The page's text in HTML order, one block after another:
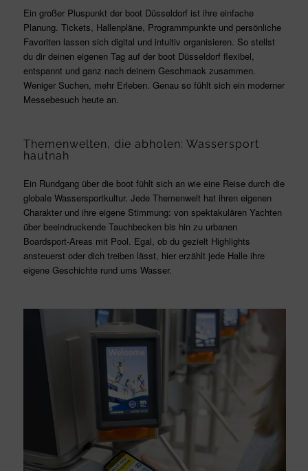
Ein großer Pluspunkt der boot Düsseldorf ist ihre einfache
Planung. Tickets, Hallenpläne, Programmpunkte und persönliche
Favoriten lassen sich digital und intuitiv organisieren. So stellst
du dir deinen eigenen Tag auf der boot Düsseldorf flexibel,
entspannt und ganz nach deinem Geschmack zusammen.
Weniger Suchen, mehr Erleben. Genau so fühlt sich ein moderner
Messebesuch heute an.
Themenwelten, die abholen: Wassersport
hautnah
Ein Rundgang über die boot fühlt sich an wie eine Reise durch die
globale Wassersportkultur. Jede Themenwelt hat ihren eigenen
Charakter und ihre eigene Stimmung: von spektakulären Yachten
über beeindruckende Tauchbecken bis hin zu urbanen
Boardsport-Areas mit Pool. Egal, ob du gezielt Highlights
ansteuerst oder dich treiben lässt, hier erzählt jede Halle ihre
eigene Geschichte rund ums Wasser.